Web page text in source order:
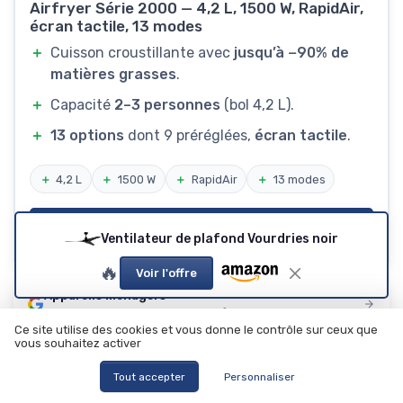
Airfryer Série 2000 — 4,2 L, 1500 W, RapidAir,
écran tactile, 13 modes
＋ Cuisson croustillante avec jusqu’à −90% de
matières grasses.
＋ Capacité 2–3 personnes (bol 4,2 L).
＋ 13 options dont 9 préréglées, écran tactile.
＋ 4,2 L ＋ 1500 W ＋ RapidAir ＋ 13 modes
Appareils ménagers
Ajoutez-nous à vos sources préférées sur Google
Ventilateur de plafond Vourdries noir
🔥 Voir l'offre
Ce site utilise des cookies et vous donne le contrôle sur ceux que
vous souhaitez activer
Tout accepter Personnaliser